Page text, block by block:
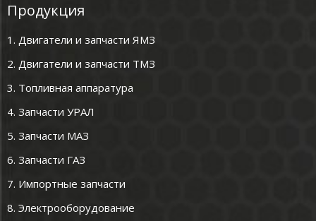
Продукция
1. Двигатели и запчасти ЯМЗ
2. Двигатели и запчасти ТМЗ
3. Топливная аппаратура
4. Запчасти УРАЛ
5. Запчасти МАЗ
6. Запчасти ГАЗ
7. Импортные запчасти
8. Электрооборудование